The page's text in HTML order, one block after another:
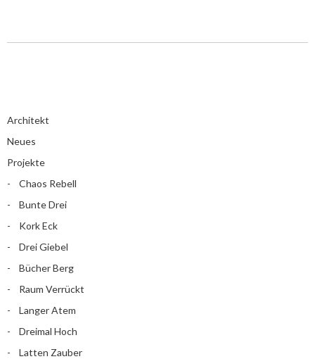
Architekt
Neues
Projekte
Chaos Rebell
Bunte Drei
Kork Eck
Drei Giebel
Bücher Berg
Raum Verrückt
Langer Atem
Dreimal Hoch
Latten Zauber